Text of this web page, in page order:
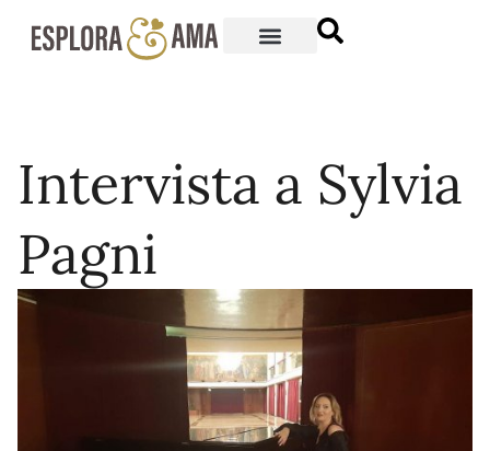
Intervista a Sylvia
Pagni